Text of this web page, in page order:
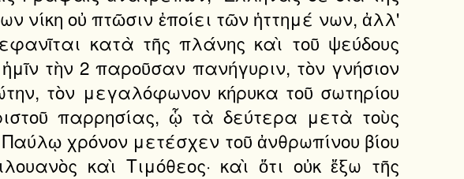
νίκη οὐ πτῶσιν ἐποίει τῶν ἡττημέ νων, ἀλλ'
κατὰ τῆς πλάνης καὶ τοῦ ψεύδους
τὴν 2 παροῦσαν πανήγυριν, τὸν γνήσιον
τὸν μεγαλόφωνον κήρυκα τοῦ σωτηρίου
παρρησίας, ᾧ τὰ δεύτερα μετὰ τοὺς
χρόνον μετέσχεν τοῦ ἀνθρωπίνου βίου
καὶ Τιμόθεος· καὶ ὅτι οὐκ ἔξω τῆς